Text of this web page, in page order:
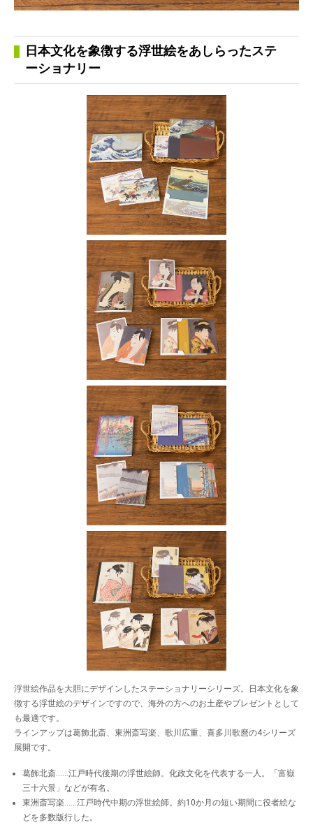
日本文化を象徴する浮世絵をあしらったステ
ーショナリー
浮世絵作品を大胆にデザインしたステーショナリーシリーズ。日本文化を象
徴する浮世絵のデザインですので、海外の方へのお土産やプレゼントとして
も最適です。
ラインアップは葛飾北斎、東洲斎写楽、歌川広重、喜多川歌麿の4シリーズ
展開です。
葛飾北斎……江戸時代後期の浮世絵師。化政文化を代表する一人。「富嶽
三十六景」などが有名。
東洲斎写楽……江戸時代中期の浮世絵師。約10か月の短い期間に役者絵な
どを多数版行した。